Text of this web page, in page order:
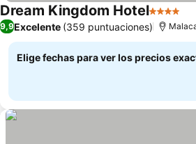
Dream Kingdom Hotel4 Estrellas
9,9Excelente (359 puntuaciones)
Elige fechas para ver los precios